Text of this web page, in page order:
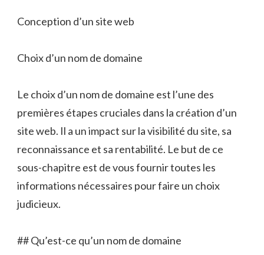
Conception d’un site web
Choix d’un nom de domaine
Le choix d’un nom de domaine est l’une des
premières étapes cruciales dans la création d’un
site web. Il a un impact sur la visibilité du site, sa
reconnaissance et sa rentabilité. Le but de ce
sous-chapitre est de vous fournir toutes les
informations nécessaires pour faire un choix
judicieux.
## Qu’est-ce qu’un nom de domaine